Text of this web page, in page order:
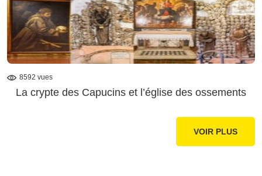
8592 vues
La crypte des Capucins et l’église des ossements
VOIR PLUS